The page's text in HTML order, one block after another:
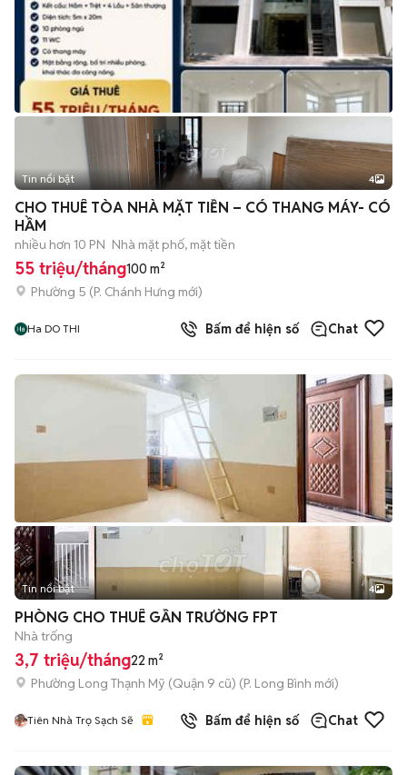
Tin nổi bật 4
CHO THUÊ TÒA NHÀ MẶT TIỀN – CÓ THANG MÁY- CÓ
HẦM
nhiều hơn 10 PN Nhà mặt phố, mặt tiền
55 triệu/tháng100 m²
Phường 5 (P. Chánh Hưng mới)
Ha DO THI Bấm để hiện số Chat
Tin nổi bật 4
PHÒNG CHO THUÊ GẦN TRƯỜNG FPT
Nhà trống
3,7 triệu/tháng22 m²
Phường Long Thạnh Mỹ (Quận 9 cũ) (P. Long Bình mới)
Tiên Nhà Trọ Sạch Sẽ Bấm để hiện số Chat